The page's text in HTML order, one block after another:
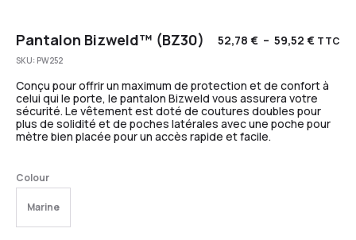
Pantalon Bizweld™ (BZ30) 52,78 € – 59,52 € TTC
SKU: PW252
Conçu pour offrir un maximum de protection et de confort à
celui qui le porte, le pantalon Bizweld vous assurera votre
sécurité. Le vêtement est doté de coutures doubles pour
plus de solidité et de poches latérales avec une poche pour
mètre bien placée pour un accès rapide et facile.
Colour
Marine